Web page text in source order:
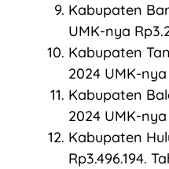
Kabupaten
UMK-nya
Kabupaten
2024 UMK-nya
Kabupaten
2024 UMK-nya
Kabupaten
Rp3.496.194.